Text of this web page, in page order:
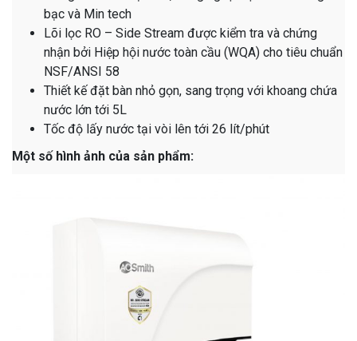
bạc và Min tech
Lõi lọc RO – Side Stream được kiểm tra và chứng
nhận bởi Hiệp hội nước toàn cầu (WQA) cho tiêu chuẩn
NSF/ANSI 58
Thiết kế đặt bàn nhỏ gọn, sang trọng với khoang chứa
nước lớn tới 5L
Tốc độ lấy nước tại vòi lên tới 26 lít/phút
Một số hình ảnh của sản phẩm: